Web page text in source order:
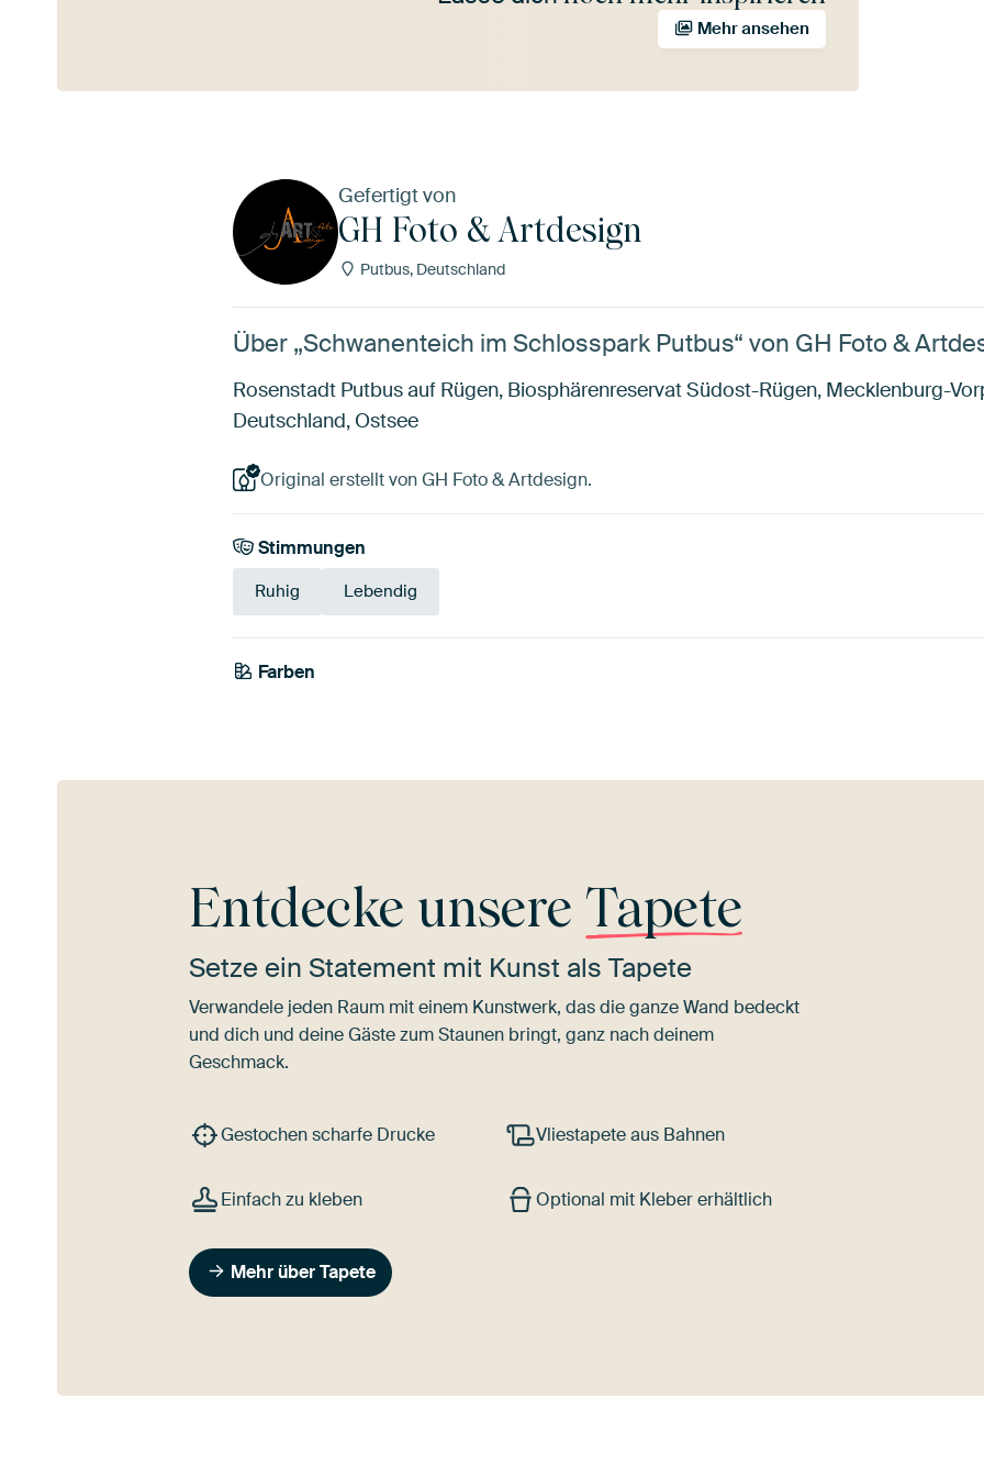
Mehr ansehen
Gefertigt von
GH Foto & Artdesign
Putbus, Deutschland
Über „Schwanenteich im Schlosspark Putbus“ von GH Foto &
Rosenstadt Putbus auf Rügen, Biosphärenreservat Südost-Rügen, Mecklenburg-
Deutschland, Ostsee
Original erstellt von GH Foto & Artdesign.
Stimmungen
Ruhig Lebendig
Farben
Blau
Entdecke unsere Tapete
Setze ein Statement mit Kunst als Tapete
Verwandele jeden Raum mit einem Kunstwerk, das die ganze Wand bedeckt
und dich und deine Gäste zum Staunen bringt, ganz nach deinem
Geschmack.
Gestochen scharfe Drucke Vliestapete aus Bahnen
Einfach zu kleben Optional mit Kleber erhältlich
Mehr über Tapete